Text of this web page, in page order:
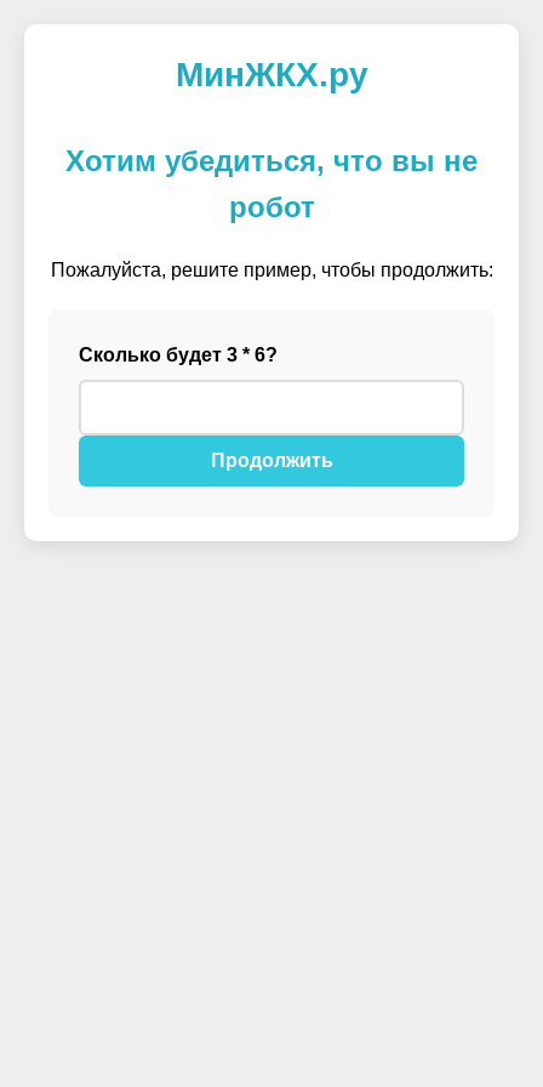
МинЖКХ.ру
Хотим убедиться, что вы не
робот
Пожалуйста, решите пример, чтобы продолжить:
Сколько будет 3 * 6?
Продолжить